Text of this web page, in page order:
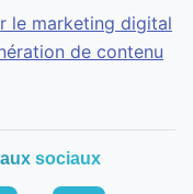
le marketing digital
de contenu
sociaux